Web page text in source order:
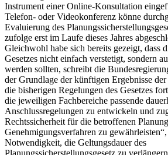
Instrument einerOnline-Konsultation
Telefon- oder Videokonferenz könne
Evaluierung des
zufolge erst im Laufe dieses Jahres
Gleichwohl habe sich bereits gezeigt, dass
Gesetzes nicht einfach verstetigt, sondern
werden sollten, schreibt die
der Grundlage der künftigen Ergebnisse
die bisherigen Regelungen des Gesetzes
die jeweiligen Fachbereiche passende
Anschlussregelungen zu entwickeln und
Rechtssicherheit für die betroffenen
Genehmigungsverfahren zu
Notwendigkeit, die Geltungsdauer des
Planungssicherstellungsgesetz zu